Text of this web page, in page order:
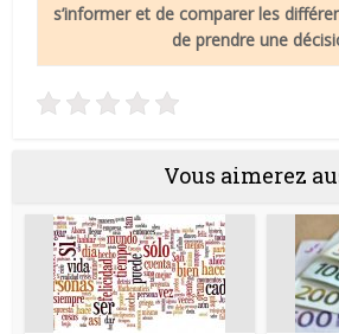
s’informer et de comparer les
de prendre une
Vous aimerez